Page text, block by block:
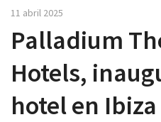
11 abril 2025
Palladium
Hotels,
hotel en Ibiza